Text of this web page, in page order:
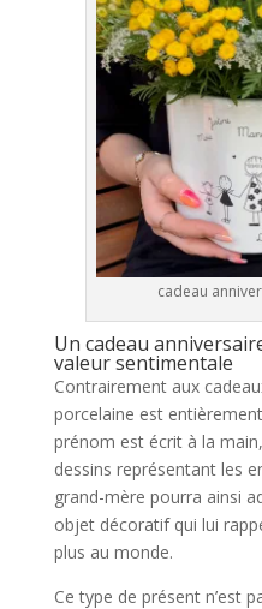
cadeau
Un cadeau
valeur sentimentale
Contrairement aux
porcelaine est
prénom est écrit à la
dessins représentant les
grand-mère pourra ainsi
objet décoratif qui lui
plus au monde.
Ce type de présent n’est